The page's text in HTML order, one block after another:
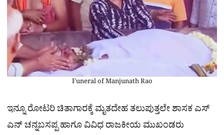
Funeral of Manjunath Rao
ಇನ್ನೂ ರೋಟರಿ ಚಿತಾಗಾರಕ್ಕೆ ಮೃತದೇಹ ತಲುಪುತ್ತಲೇ ಶಾಸಕ ಎಸ್​
ಎನ್ ಚನ್ನಬಸಪ್ಪ ಹಾಗೂ ವಿವಿಧ ರಾಜಕೀಯ ಮುಖಂಡರು